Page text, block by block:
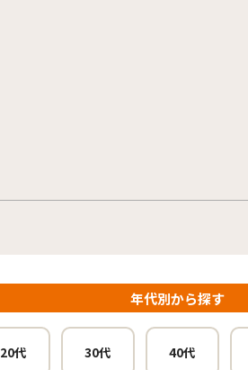
年代別から探す
20代 30代 40代